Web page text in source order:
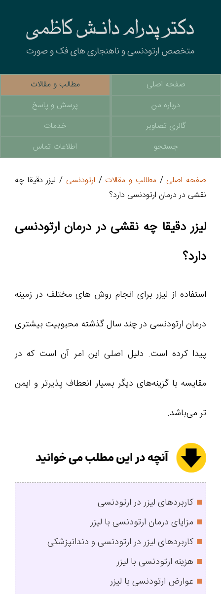
صفحه اصلی
مطالب و مقالات
درباره من
پرسش و پاسخ
گالری تصاویر
خدمات
جستجو
اطلاعات تماس
صفحه اصلی /مطالب و مقالات / ارتودنسی / لیزر دقیقا چه
نقشی در درمان ارتودنسی دارد؟
لیزر دقیقا چه نقشی در درمان ارتودنسی
دارد؟
استفاده از لیزر برای انجام روش های مختلف در زمینه
درمان ارتودنسی در چند سال گذشته محبوبیت بیشتری
پیدا کرده است. دلیل اصلی این امر آن است که در
مقایسه با گزینه‌های دیگر بسیار انعطاف پذیرتر و ایمن
تر می‌باشد.
کاربردهای لیزر در ارتودنسی
مزایای درمان ارتودنسی با لیزر
کاربردهای لیزر در ارتودنسی و دندانپزشکی
هزینه ارتودنسی با لیزر
عوارض ارتودنسی با لیزر